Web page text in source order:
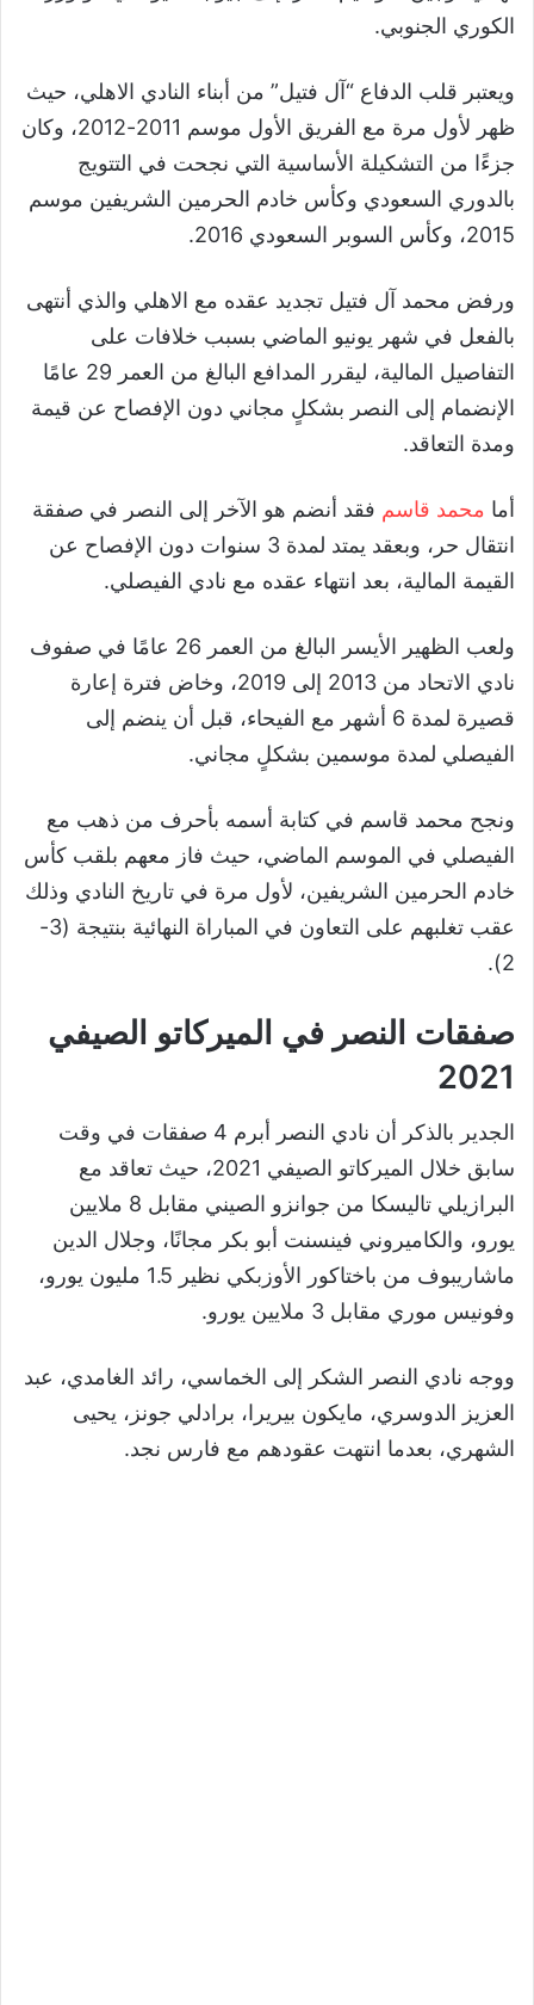
الكوري الجنوبي.
ويعتبر قلب الدفاع “آل فتيل” من أبناء النادي الاهلي، حيث
ظهر لأول مرة مع الفريق الأول موسم 2011-2012، وكان
جزءًا من التشكيلة الأساسية التي نجحت في التتويج
بالدوري السعودي وكأس خادم الحرمين الشريفين موسم
2015، وكأس السوبر السعودي 2016.
ورفض محمد آل فتيل تجديد عقده مع الاهلي والذي أنتهى
بالفعل في شهر يونيو الماضي بسبب خلافات على
التفاصيل المالية، ليقرر المدافع البالغ من العمر 29 عامًا
الإنضمام إلى النصر بشكلٍ مجاني دون الإفصاح عن قيمة
ومدة التعاقد.
أما محمد قاسم فقد أنضم هو الآخر إلى النصر في صفقة
انتقال حر، وبعقد يمتد لمدة 3 سنوات دون الإفصاح عن
القيمة المالية، بعد انتهاء عقده مع نادي الفيصلي.
ولعب الظهير الأيسر البالغ من العمر 26 عامًا في صفوف
نادي الاتحاد من 2013 إلى 2019، وخاض فترة إعارة
قصيرة لمدة 6 أشهر مع الفيحاء، قبل أن ينضم إلى
الفيصلي لمدة موسمين بشكلٍ مجاني.
ونجح محمد قاسم في كتابة أسمه بأحرف من ذهب مع
الفيصلي في الموسم الماضي، حيث فاز معهم بلقب كأس
خادم الحرمين الشريفين، لأول مرة في تاريخ النادي وذلك
عقب تغلبهم على التعاون في المباراة النهائية بنتيجة (3-
2).
صفقات النصر في الميركاتو الصيفي
2021
الجدير بالذكر أن نادي النصر أبرم 4 صفقات في وقت
سابق خلال الميركاتو الصيفي 2021، حيث تعاقد مع
البرازيلي تاليسكا من جوانزو الصيني مقابل 8 ملايين
يورو، والكاميروني فينسنت أبو بكر مجانًا، وجلال الدين
ماشاريبوف من باختاكور الأوزبكي نظير 1.5 مليون يورو،
وفونيس موري مقابل 3 ملايين يورو.
ووجه نادي النصر الشكر إلى الخماسي، رائد الغامدي، عبد
العزيز الدوسري، مايكون بيريرا، برادلي جونز، يحيى
الشهري، بعدما انتهت عقودهم مع فارس نجد.